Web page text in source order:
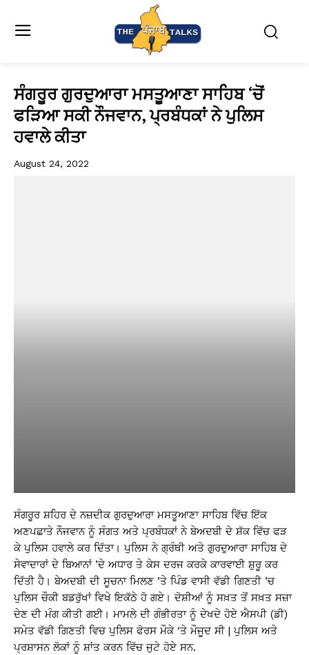
ਸੰਗਰੂਰ ਗੁਰਦੁਆਰਾ ਮਸਤੂਆਣਾ ਸਾਹਿਬ ‘ਚੋਂ
ਫੜਿਆ ਸਕੀ ਨੌਜਵਾਨ, ਪ੍ਰਬੰਧਕਾਂ ਨੇ ਪੁਲਿਸ
ਹਵਾਲੇ ਕੀਤਾ
August 24, 2022
ਸੰਗਰੂਰ ਸ਼ਹਿਰ ਦੇ ਨਜ਼ਦੀਕ ਗੁਰਦੁਆਰਾ ਮਸਤੂਆਣਾ ਸਾਹਿਬ ਵਿੱਚ ਇੱਕ
ਅਣਪਛਾਤੇ ਨੌਜਵਾਨ ਨੂੰ ਸੰਗਤ ਅਤੇ ਪ੍ਰਬੰਧਕਾਂ ਨੇ ਬੇਅਦਬੀ ਦੇ ਸ਼ੱਕ ਵਿੱਚ ਫੜ
ਕੇ ਪੁਲਿਸ ਹਵਾਲੇ ਕਰ ਦਿੱਤਾ। ਪੁਲਿਸ ਨੇ ਗ੍ਰੰਥੀ ਅਤੇ ਗੁਰਦੁਆਰਾ ਸਾਹਿਬ ਦੇ
ਸੇਵਾਦਾਰਾਂ ਦੇ ਬਿਆਨਾਂ ’ਦੇ ਅਧਾਰ ਤੇ ਕੇਸ ਦਰਜ ਕਰਕੇ ਕਾਰਵਾਈ ਸ਼ੁਰੂ ਕਰ
ਦਿੱਤੀ ਹੈ। ਬੇਅਦਬੀ ਦੀ ਸੂਚਨਾ ਮਿਲਣ ’ਤੇ ਪਿੰਡ ਵਾਸੀ ਵੱਡੀ ਗਿਣਤੀ ’ਚ
ਪੁਲਿਸ ਚੌਕੀ ਬਡਰੁੱਖਾਂ ਵਿਖੇ ਇਕੱਠੇ ਹੋ ਗਏ। ਦੋਸ਼ੀਆਂ ਨੂੰ ਸਖ਼ਤ ਤੋਂ ਸਖ਼ਤ ਸਜ਼ਾ
ਦੇਣ ਦੀ ਮੰਗ ਕੀਤੀ ਗਈ। ਮਾਮਲੇ ਦੀ ਗੰਭੀਰਤਾ ਨੂੰ ਦੇਖਦੇ ਹੋਏ ਐਸਪੀ (ਡੀ)
ਸਮੇਤ ਵੱਡੀ ਗਿਣਤੀ ਵਿਚ ਪੁਲਿਸ ਫੋਰਸ ਮੌਕੇ ‘ਤੇ ਮੌਜੂਦ ਸੀ | ਪੁਲਿਸ ਅਤੇ
ਪ੍ਰਸ਼ਾਸਨ ਲੋਕਾਂ ਨੂੰ ਸ਼ਾਂਤ ਕਰਨ ਵਿੱਚ ਜੁਟੇ ਹੋਏ ਸਨ.